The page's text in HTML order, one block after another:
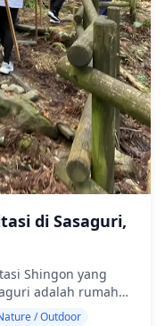
dalam batas
data akan
ada pekerjaan koreksi
・Karena ini
segera setelah
gambar
gelap mungkin
Mandarin, atau
Anda ・
jika terjadi cedera
pusat kota Fukuoka
tambahan
wisata mungkin
・Biaya masuk ・
◆Ikhtisar
di Sasaguri,
Shingon yang
adalah rumah
salah satu dari
/ Outdoor